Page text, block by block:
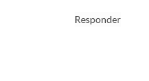
Responder